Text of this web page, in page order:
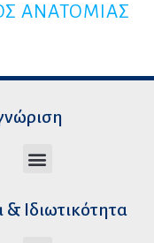
ΑΝΑΤΟΜΙΑΣ
& Ιδιωτικότητα